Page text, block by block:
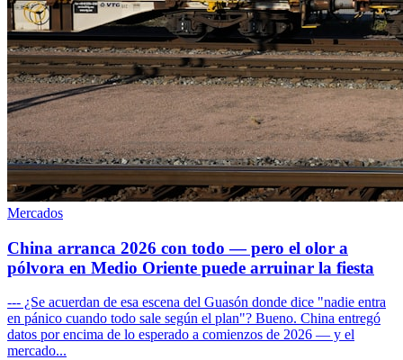
Mercados
China arranca 2026 con todo — pero el olor a
pólvora en Medio Oriente puede arruinar la fiesta
--- ¿Se acuerdan de esa escena del Guasón donde dice "nadie entra
en pánico cuando todo sale según el plan"? Bueno. China entregó
datos por encima de lo esperado a comienzos de 2026 — y el
mercado...